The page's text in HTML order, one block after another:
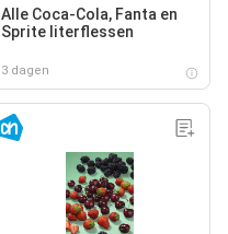
Alle Coca-Cola, Fanta en
Sprite literflessen
3 dagen